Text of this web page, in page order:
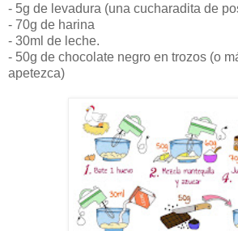
- 5g de levadura (una cucharadita de
- 70g de harina
- 30ml de leche.
- 50g de chocolate negro en trozos (o
apetezca)